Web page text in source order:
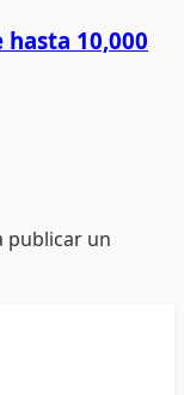
hasta 10,000
publicar un